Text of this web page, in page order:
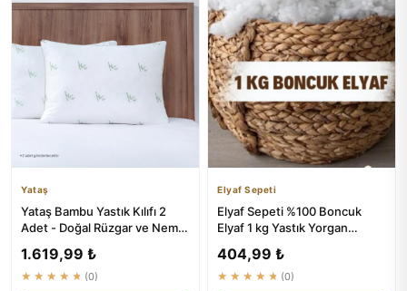
Yataş
Yataş Bambu Yastık Kılıfı 2
Adet - Doğal Rüzgar ve Nem
1.619,99 ₺
★★★★★ (0)
Elyaf Sepeti
Elyaf Sepeti %100 Boncuk
Elyaf 1 kg Yastık Yorgan
404,99 ₺
★★★★★ (0)